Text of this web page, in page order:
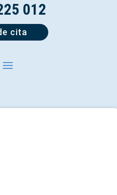
012
cita